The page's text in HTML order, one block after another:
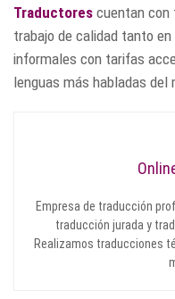
Traductores cuentan con
trabajo de calidad tanto en
informales con tarifas
lenguas más habladas
Empresa de traducción
traducción jurada y
Realizamos traducciones